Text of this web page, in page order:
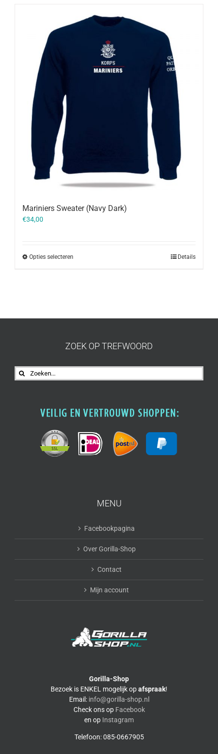
Mariniers Sweater (Navy Dark)
€34,00
Opties selecteren Details
ZOEK OP TREFWOORD
Zoeken
naar:
MENU
Facebookpagina
Over Gorilla-Shop
Contact
Mijn account
Gorilla-Shop
Bezoek is ENKEL mogelijk opafspraak!
Email: info@gorilla-shop.nl
Check ons op Facebook
en op Instagram
Telefoon: 085-0667905